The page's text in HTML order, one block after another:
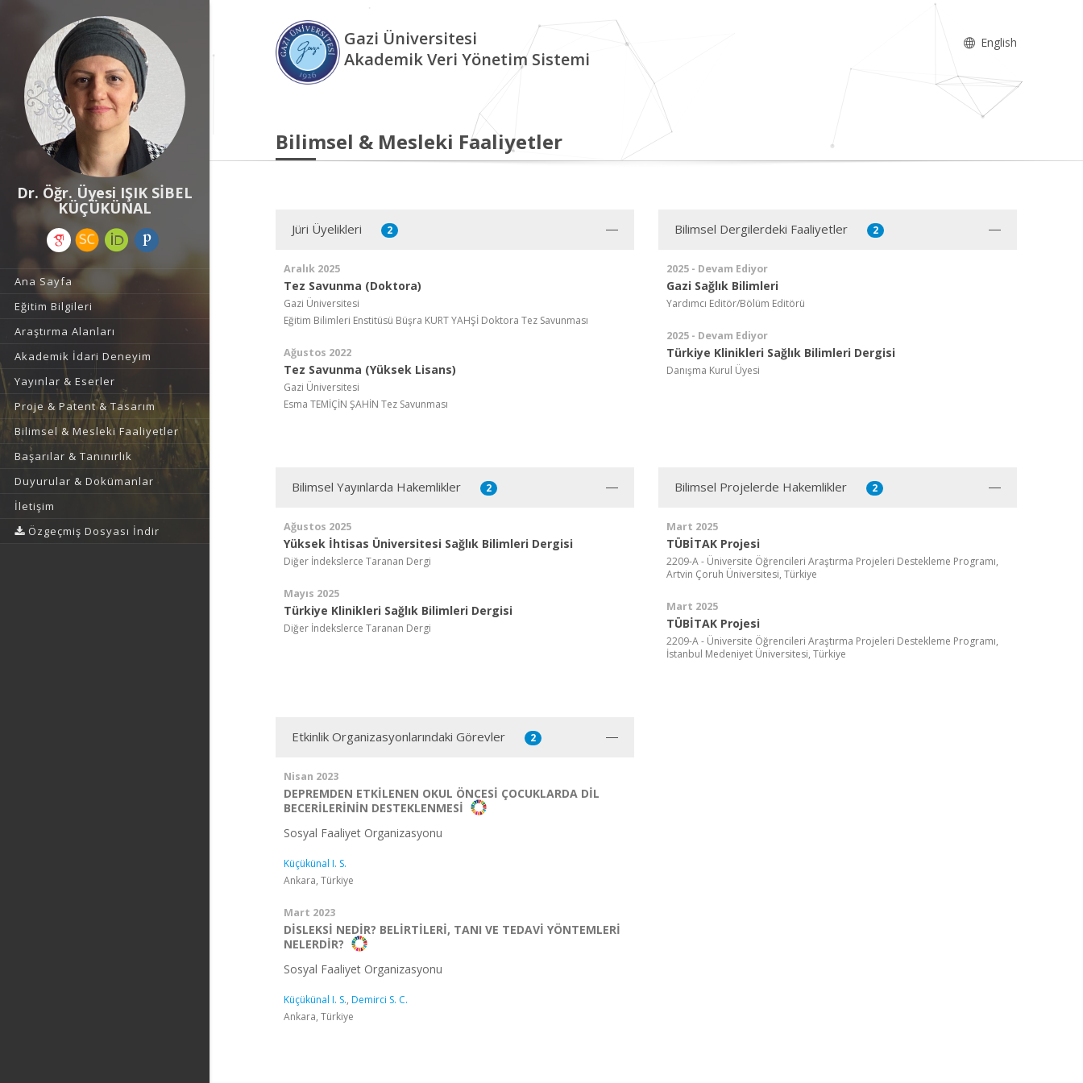
Dr. Öğr. Üyesi IŞIK SİBEL
KÜÇÜKÜNAL
Ana Sayfa
Eğitim Bilgileri
Araştırma Alanları
Akademik İdari Deneyim
Yayınlar & Eserler
Proje & Patent & Tasarım
Bilimsel & Mesleki Faaliyetler
Başarılar & Tanınırlık
Duyurular & Dokümanlar
İletişim
Özgeçmiş Dosyası İndir
Gazi Üniversitesi
Akademik Veri Yönetim Sistemi
English
Bilimsel & Mesleki Faaliyetler
Jüri Üyelikleri 2
Aralık 2025
Tez Savunma (Doktora)
Gazi Üniversitesi
Eğitim Bilimleri Enstitüsü Büşra KURT YAHŞİ Doktora Tez Savunması
Ağustos 2022
Tez Savunma (Yüksek Lisans)
Gazi Üniversitesi
Esma TEMİÇİN ŞAHİN Tez Savunması
Bilimsel Dergilerdeki Faaliyetler 2
2025 - Devam Ediyor
Gazi Sağlık Bilimleri
Yardımcı Editör/Bölüm Editörü
2025 - Devam Ediyor
Türkiye Klinikleri Sağlık Bilimleri Dergisi
Danışma Kurul Üyesi
Bilimsel Yayınlarda Hakemlikler 2
Ağustos 2025
Yüksek İhtisas Üniversitesi Sağlık Bilimleri Dergisi
Diğer İndekslerce Taranan Dergi
Mayıs 2025
Türkiye Klinikleri Sağlık Bilimleri Dergisi
Diğer İndekslerce Taranan Dergi
Bilimsel Projelerde Hakemlikler 2
Mart 2025
TÜBİTAK Projesi
2209-A - Üniversite Öğrencileri Araştırma Projeleri Destekleme Programı,
Artvin Çoruh Üniversitesi, Türkiye
Mart 2025
TÜBİTAK Projesi
2209-A - Üniversite Öğrencileri Araştırma Projeleri Destekleme Programı,
İstanbul Medeniyet Üniversitesi, Türkiye
Etkinlik Organizasyonlarındaki Görevler 2
Nisan 2023
DEPREMDEN ETKİLENEN OKUL ÖNCESİ ÇOCUKLARDA DİL
BECERİLERİNİN DESTEKLENMESİ
Sosyal Faaliyet Organizasyonu
Küçükünal I. S.
Ankara, Türkiye
Mart 2023
DİSLEKSİ NEDİR? BELİRTİLERİ, TANI VE TEDAVİ YÖNTEMLERİ
NELERDİR?
Sosyal Faaliyet Organizasyonu
Küçükünal I. S., Demirci S. C.
Ankara, Türkiye